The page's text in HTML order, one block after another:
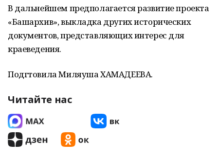
В дальнейшем предполагается развитие проекта
«Башархив», выкладка других исторических
документов, представляющих интерес для
краеведения.
Подгтовила Миляуша ХАМАДЕЕВА.
Читайте нас